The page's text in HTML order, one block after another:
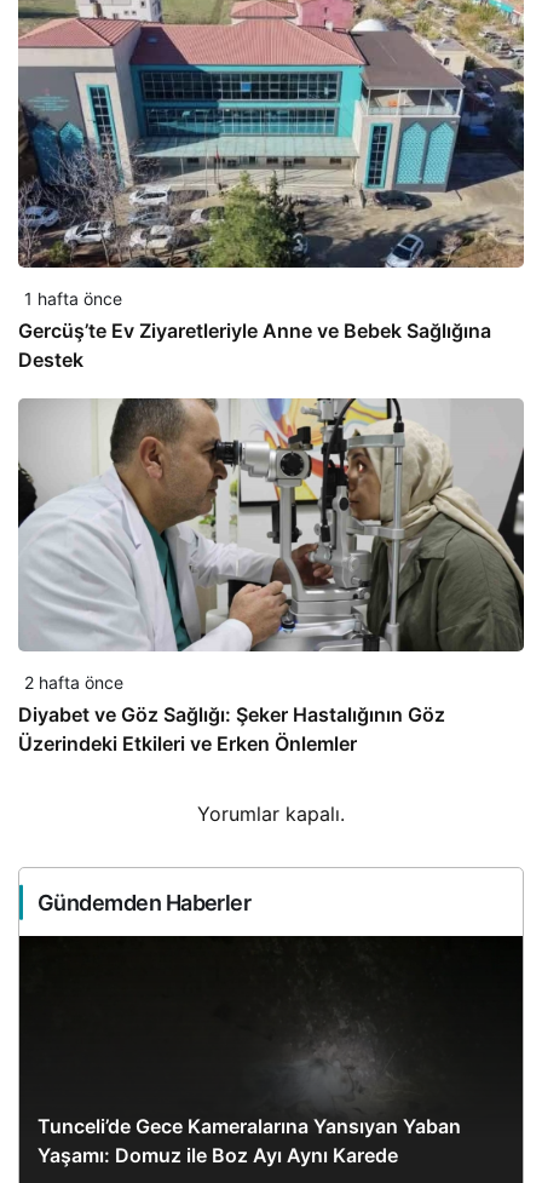
1 hafta önce
Gercüş’te Ev Ziyaretleriyle Anne ve Bebek Sağlığına
Destek
2 hafta önce
Diyabet ve Göz Sağlığı: Şeker Hastalığının Göz
Üzerindeki Etkileri ve Erken Önlemler
Yorumlar kapalı.
Gündemden Haberler
Tunceli’de Gece Kameralarına Yansıyan Yaban
Yaşamı: Domuz ile Boz Ayı Aynı Karede